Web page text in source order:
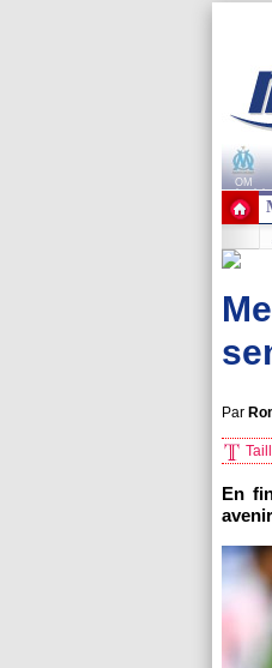
OM
+ de
Par
En